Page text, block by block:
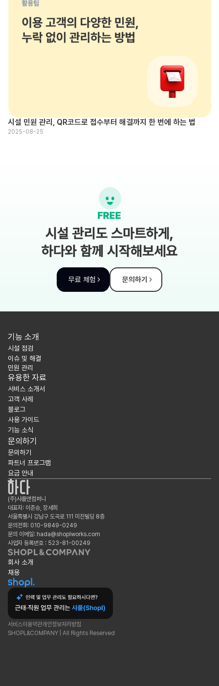
시설 민원 관리, QR코드로 접수부터 해결까지 한 번에 하는 법
2025-08-25
시설 관리도 스마트하게,
하다와 함께 시작해보세요
무료 체험 문의하기
기능 소개
시설 점검
이슈 및 해결
민원 관리
유용한 자료
서비스 소개서
고객 사례
블로그
사용 가이드
기능 소식
문의하기
문의하기
파트너 프로그램
요금 안내
(주)샤플앤컴퍼니
대표자: 이준승, 장세희
서울특별시 강남구 도곡로 111 미진빌딩 8층
문의전화: 010-9849-0249
문의 이메일: hada@shoplworks.com
사업자 등록번호 : 523-81-00249
회사 소개
채용
서비스이용약관개인정보처리방침
SHOPL&COMPANY | All Rights Reserved